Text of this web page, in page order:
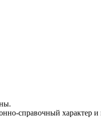
справочный характер